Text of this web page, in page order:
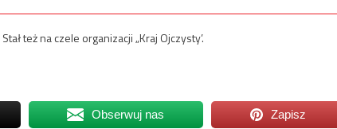
też na czele organizacji „Kraj Ojczysty’.
Obserwuj nas Zapisz